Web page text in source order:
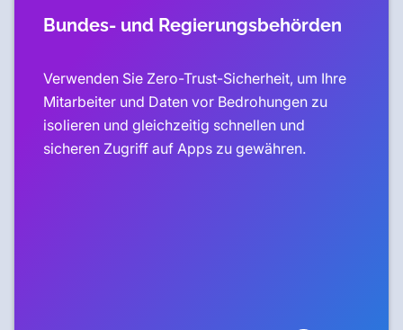
Bundes- und Regierungsbehörden
Verwenden Sie Zero-Trust-Sicherheit, um Ihre
Mitarbeiter und Daten vor Bedrohungen zu
isolieren und gleichzeitig schnellen und
sicheren Zugriff auf Apps zu gewähren.